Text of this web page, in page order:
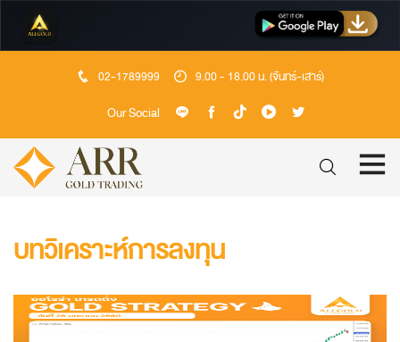
02-1789999 9.00 - 18.00 น. (จันทร์-เสาร์)
Our Social
บทวิเคราะห์การลงทุน